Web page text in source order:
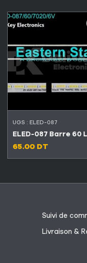
UGS : ELED-087
65.00 DT
Suivi de
Livraison &